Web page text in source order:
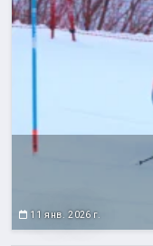
11 янв. 2026 г.